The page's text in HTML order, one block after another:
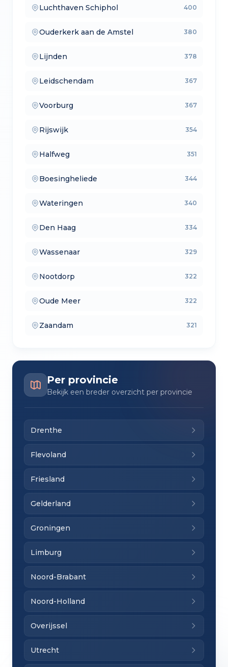
Luchthaven Schiphol
— aankoopmakelaars 400
Ouderkerk aan de Amstel
— lokale makelaars 380
Lijnden
— makelaars vergelijken 378
Leidschendam
— verkoopmakelaars 367
Voorburg
— aankoopmakelaars 367
Rijswijk
— lokale makelaars 354
Halfweg
— makelaars vergelijken 351
Boesingheliede
— verkoopmakelaars 344
Wateringen
— aankoopmakelaars 340
Den Haag
— lokale makelaars 334
Wassenaar
— makelaars vergelijken 329
Nootdorp
— verkoopmakelaars 322
Oude Meer
— aankoopmakelaars 322
Zaandam
— lokale makelaars 321
Per provincie
Bekijk een breder overzicht per provincie
Drenthe
Flevoland
Friesland
Gelderland
Groningen
Limburg
Noord-Brabant
Noord-Holland
Overijssel
Utrecht